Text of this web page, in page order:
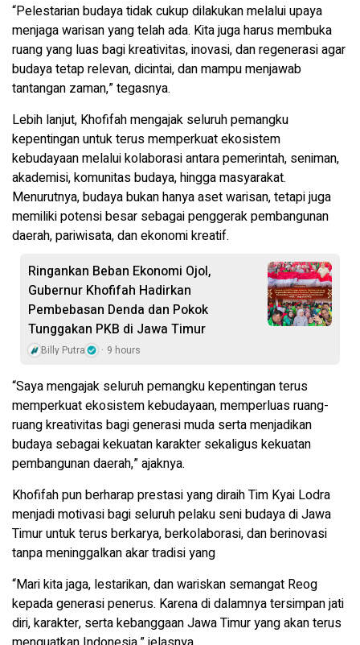
“Pelestarian budaya tidak cukup dilakukan melalui upaya
menjaga warisan yang telah ada. Kita juga harus membuka
ruang yang luas bagi kreativitas, inovasi, dan regenerasi agar
budaya tetap relevan, dicintai, dan mampu menjawab
tantangan zaman,” tegasnya.
Lebih lanjut, Khofifah mengajak seluruh pemangku
kepentingan untuk terus memperkuat ekosistem
kebudayaan melalui kolaborasi antara pemerintah, seniman,
akademisi, komunitas budaya, hingga masyarakat.
Menurutnya, budaya bukan hanya aset warisan, tetapi juga
memiliki potensi besar sebagai penggerak pembangunan
daerah, pariwisata, dan ekonomi kreatif.
Ringankan Beban Ekonomi Ojol,
Gubernur Khofifah Hadirkan
Pembebasan Denda dan Pokok
Tunggakan PKB di Jawa Timur
Billy Putra 9 hours
“Saya mengajak seluruh pemangku kepentingan terus
memperkuat ekosistem kebudayaan, memperluas ruang-
ruang kreativitas bagi generasi muda serta menjadikan
budaya sebagai kekuatan karakter sekaligus kekuatan
pembangunan daerah,” ajaknya.
Khofifah pun berharap prestasi yang diraih Tim Kyai Lodra
menjadi motivasi bagi seluruh pelaku seni budaya di Jawa
Timur untuk terus berkarya, berkolaborasi, dan berinovasi
tanpa meninggalkan akar tradisi yang
“Mari kita jaga, lestarikan, dan wariskan semangat Reog
kepada generasi penerus. Karena di dalamnya tersimpan jati
diri, karakter, serta kebanggaan Jawa Timur yang akan terus